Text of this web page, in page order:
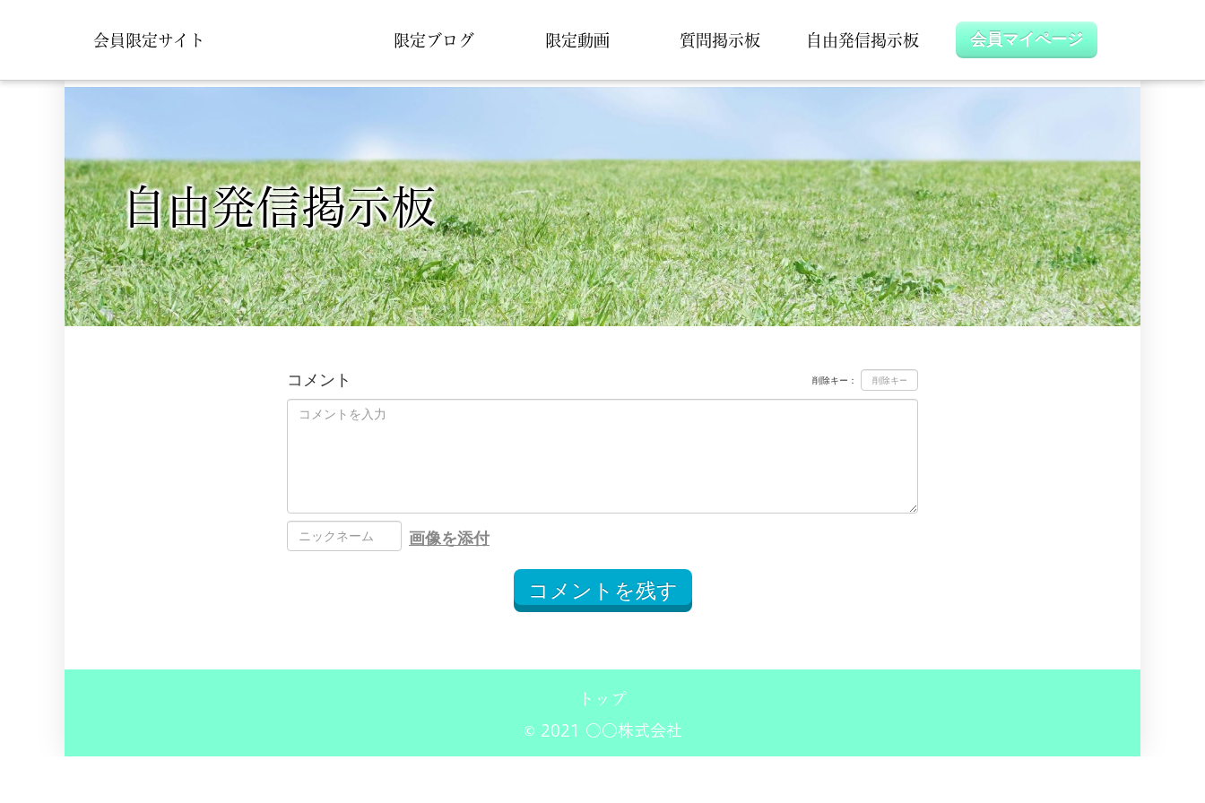
会員限定サイト 限定ブログ 限定動画 質問掲示板 自由発信掲示板 会員マイページ
​自由発信掲示板
コメント 削除キー：
画像を添付
コメントを残す
トップ
© 2021 ○○株式会社